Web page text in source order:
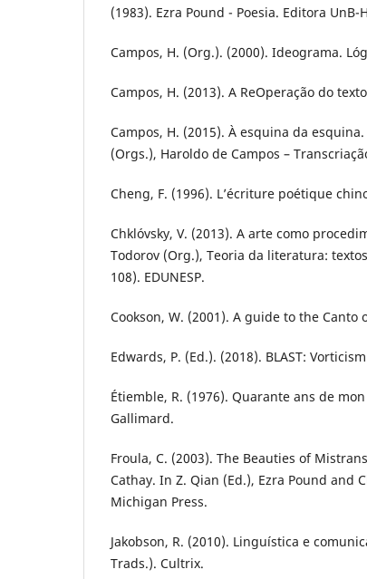
(1983). Ezra Pound - Poesia. Editora UnB-
Campos, H. (Org.). (2000). Ideograma.
Campos, H. (2013). A ReOperação do
Campos, H. (2015). À esquina da
(Orgs.), Haroldo de Campos –
Cheng, F. (1996). L’écriture poétique
Chklóvsky, V. (2013). A arte como
Todorov (Org.), Teoria da literatura:
108). EDUNESP.
Cookson, W. (2001). A guide to the Canto
Edwards, P. (Ed.). (2018). BLAST:
Étiemble, R. (1976). Quarante ans de
Gallimard.
Froula, C. (2003). The Beauties of
Cathay. In Z. Qian (Ed.), Ezra Pound and
Michigan Press.
Jakobson, R. (2010). Linguística e
Trads.). Cultrix.